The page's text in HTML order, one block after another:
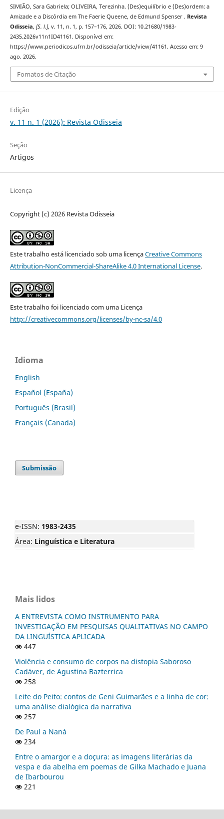
SIMIÃO, Sara Gabriela; OLIVEIRA, Terezinha. (Des)equilíbrio e (Des)ordem: a
Amizade e a Discórdia em The Faerie Queene, de Edmund Spenser . Revista
Odisseia, [S. l.], v. 11, n. 1, p. 157–176, 2026. DOI: 10.21680/1983-
2435.2026v11n1ID41161. Disponível em:
https://www.periodicos.ufrn.br/odisseia/article/view/41161. Acesso em: 9
ago. 2026.
Fomatos de Citação
Edição
v. 11 n. 1 (2026): Revista Odisseia
Seção
Artigos
Licença
Copyright (c) 2026 Revista Odisseia
Este trabalho está licenciado sob uma licençaCreative Commons
Attribution-NonCommercial-ShareAlike 4.0 International License.
Este trabalho foi licenciado com uma Licença
http://creativecommons.org/licenses/by-nc-sa/4.0
Idioma
English
Español (España)
Português (Brasil)
Français (Canada)
Submissão
e-ISSN: 1983-2435
Área: Linguística e Literatura
Mais lidos
A ENTREVISTA COMO INSTRUMENTO PARA
INVESTIGAÇÃO EM PESQUISAS QUALITATIVAS NO CAMPO
DA LINGUÍSTICA APLICADA
447
Violência e consumo de corpos na distopia Saboroso
Cadáver, de Agustina Bazterrica
258
Leite do Peito: contos de Geni Guimarães e a linha de cor:
uma análise dialógica da narrativa
257
De Paul a Naná
234
Entre o amargor e a doçura: as imagens literárias da
vespa e da abelha em poemas de Gilka Machado e Juana
de Ibarbourou
221